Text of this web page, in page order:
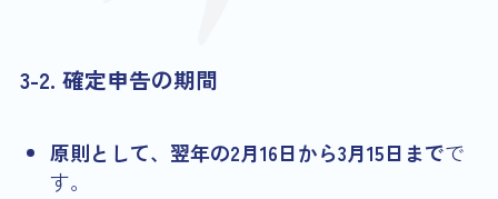
3-2. 確定申告の期間
原則として、翌年の2月16日から3月15日までで
す。